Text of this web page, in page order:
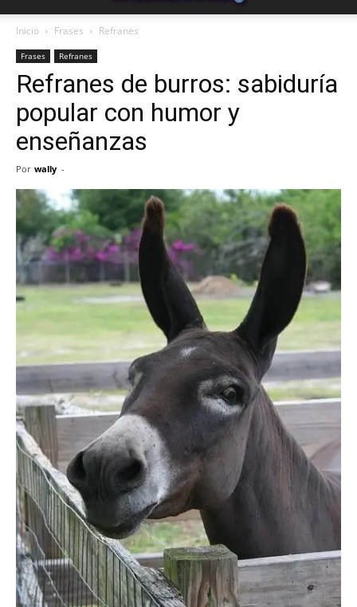
Inicio Frases Refranes
Frases Refranes
Refranes de burros: sabiduría
popular con humor y
enseñanzas
Por wally -